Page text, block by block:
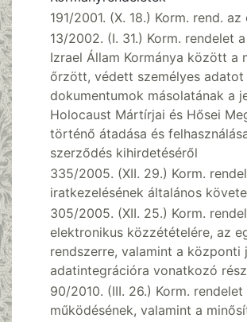
191/2001. (X. 18.) Korm. rend.
13/2002. (I. 31.) Korm. rendelet
Izrael Állam Kormánya között a
őrzött, védett személyes
dokumentumok másolatának a
Holocaust Mártírjai és Hősei
történő átadása és
szerződés kihirdetéséről
335/2005. (XII. 29.) Korm.
iratkezelésének általános
305/2005. (XII. 25.) Korm.
elektronikus közzétételére, az
rendszerre, valamint a
adatintegrációra vonatkozó
90/2010. (III. 26.) Korm.
működésének, valamint a